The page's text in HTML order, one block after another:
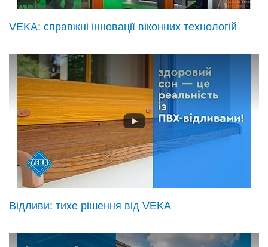
VEKA: справжні інновації віконних технологій
Відливи: тихе рішення від VEKA